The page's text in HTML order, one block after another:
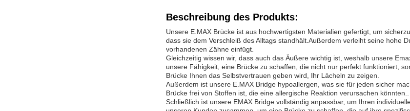
Beschreibung des Produkts:
Unsere E.MAX Brücke ist aus hochwertigsten Materialien gefertigt, um
dass sie dem Verschleiß des Alltags standhält.Außerdem verleiht seine hohe
vorhandenen Zähne einfügt.
Gleichzeitig wissen wir, dass auch das Äußere wichtig ist, weshalb unsere
unsere Fähigkeit, eine Brücke zu schaffen, die nicht nur perfekt funktioniert,
Brücke Ihnen das Selbstvertrauen geben wird, Ihr Lächeln zu zeigen.
Außerdem ist unsere E.MAX Bridge hypoallergen, was sie für jeden sicher
Brücke frei von Stoffen ist, die eine allergische Reaktion verursachen könnten..
Schließlich ist unsere EMAX Bridge vollständig anpassbar, um Ihren